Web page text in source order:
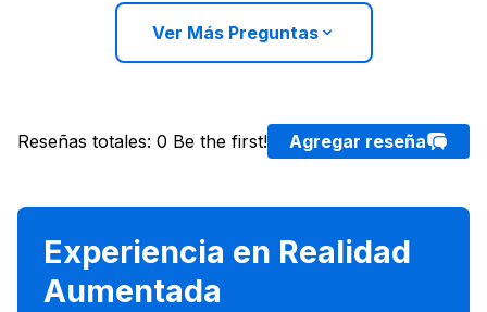
Ver Más Preguntas
Reseñas totales: 0 Be the first! Agregar reseña
Experiencia en Realidad
Aumentada